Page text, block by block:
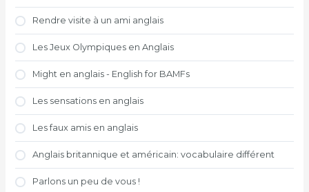
Rendre visite à un ami anglais
Les Jeux Olympiques en Anglais
Might en anglais - English for BAMFs
Les sensations en anglais
Les faux amis en anglais
Anglais britannique et américain: vocabulaire différent
Parlons un peu de vous !